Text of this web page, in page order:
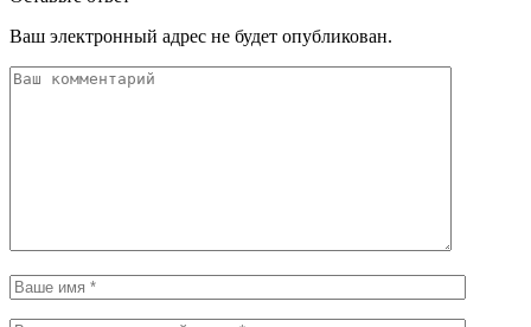
Ваш электронный адрес не будет опубликован.